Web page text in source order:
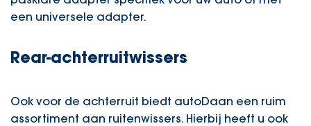
een universele adapter.
Rear-achterruitwissers
Ook voor de achterruit biedt autoDaan een ruim
assortiment aan ruitenwissers. Hierbij heeft u ook